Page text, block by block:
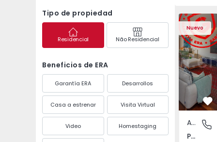
Tipo de propiedad
Residencial Não Residencial
Beneficios de ERA
Garantía ERA Desarrollos
Casa a estrenar Visita Virtual
Video Homestaging
Nuevo
Apartamento T3
Póvoa
Apartamento
Póvoa de Varzim, Beiriz e Argivai, Porto